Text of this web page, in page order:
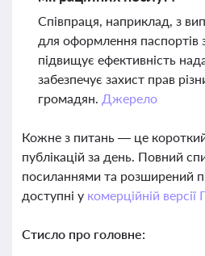
Співпраця, наприклад, з
для оформлення паспортів
підвищує ефективність
забезпечує захист прав
громадян. Джерело
Кожне з питань — це
публікацій за день. Повний
посиланнями та розширений
доступні у комерційній
Стисло про головне: